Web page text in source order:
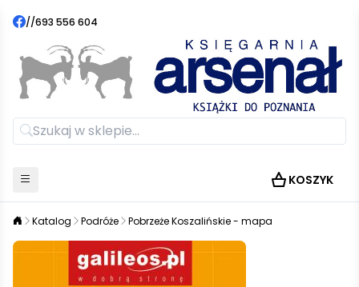
//693 556 604
KOSZYK
Katalog Podróże Pobrzeże Koszalińskie - mapa